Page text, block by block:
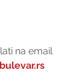
na email